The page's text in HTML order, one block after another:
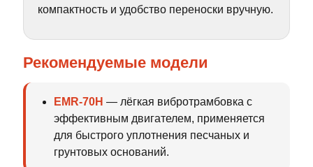
компактность и удобство переноски вручную.
Рекомендуемые модели
EMR-70H — лёгкая вибротрамбовка с
эффективным двигателем, применяется
для быстрого уплотнения песчаных и
грунтовых оснований.